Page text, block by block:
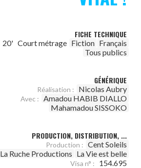
FICHE TECHNIQUE
20' Court métrage Fiction Français
Tous publics
GÉNÉRIQUE
Réalisation : Nicolas Aubry
Avec : Amadou HABIB DIALLO
Mahamadou SISSOKO
PRODUCTION, DISTRIBUTION, ...
Production : Cent Soleils
La Ruche Productions La Vie est belle
Visa n° : 154.695